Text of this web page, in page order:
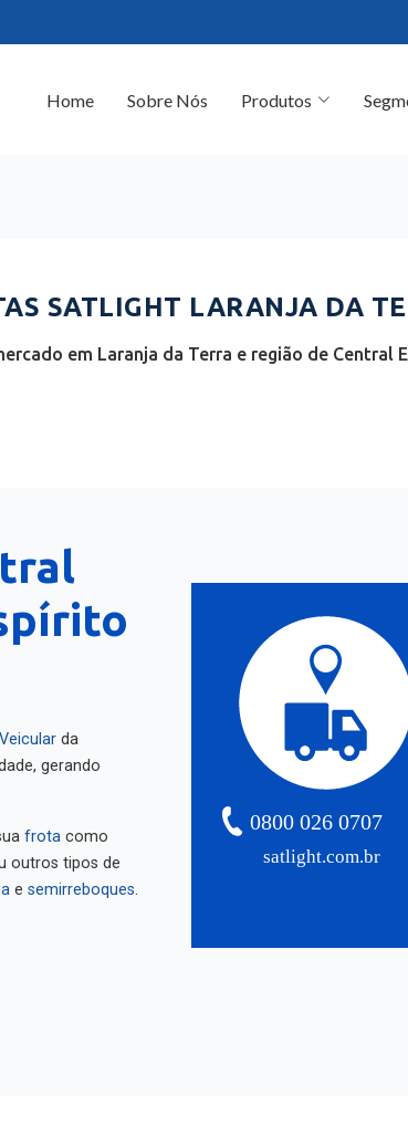
Home Sobre Nós Produtos
SATLIGHT LARANJA DA
em Laranja da Terra e região de Central
da
gerando
frota como
outros tipos de
e semirreboques.
satlight.com.br
0800 026 0707